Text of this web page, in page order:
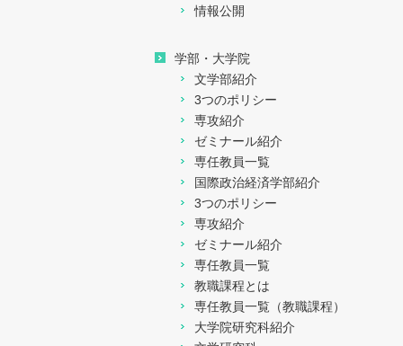
情報公開
学部・大学院
文学部紹介
3つのポリシー
専攻紹介
ゼミナール紹介
専任教員一覧
国際政治経済学部紹介
3つのポリシー
専攻紹介
ゼミナール紹介
専任教員一覧
教職課程とは
専任教員一覧（教職課程）
大学院研究科紹介